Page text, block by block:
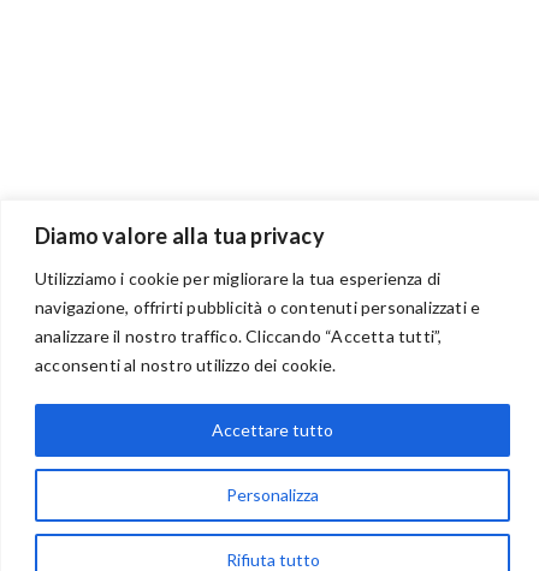
Diamo valore alla tua privacy
Utilizziamo i cookie per migliorare la tua esperienza di
navigazione, offrirti pubblicità o contenuti personalizzati e
analizzare il nostro traffico. Cliccando “Accetta tutti”,
acconsenti al nostro utilizzo dei cookie.
Personalizza
Rifiuta tutto
Accettare tutto
BENVENUTI NEL PORTALE RIVENDITORI
via Acqua delle Noci 12
83024 Monteforte Irpino (AV)
(+39) 081-7777233